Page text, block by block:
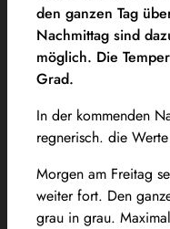
den ganzen Tag
Nachmittag sind
möglich. Die
Grad.
In der kommenden
regnerisch. die
Morgen am Freitag
weiter fort. Den
grau in grau.